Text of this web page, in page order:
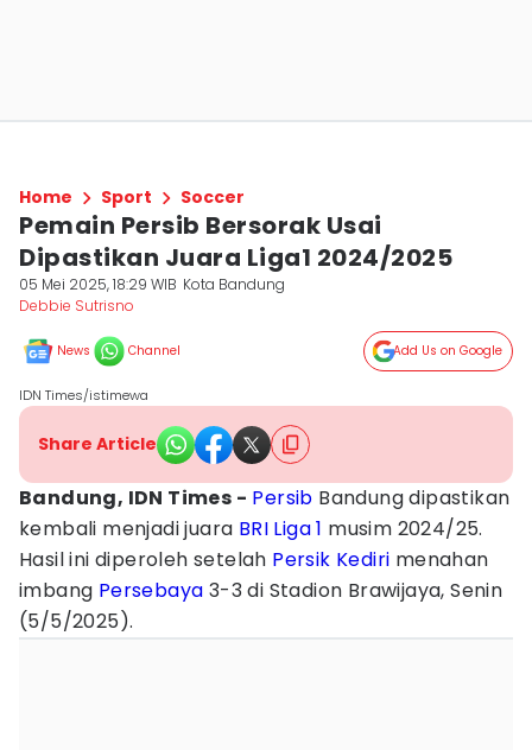
Home Sport Soccer
Pemain Persib Bersorak Usai
Dipastikan Juara Liga1 2024/2025
05 Mei 2025, 18:29 WIB Kota Bandung
Debbie Sutrisno
News Channel Add Us on Google
IDN Times/istimewa
Share Article
Bandung, IDN Times - Persib Bandung dipastikan
kembali menjadi juara BRI Liga 1 musim 2024/25.
Hasil ini diperoleh setelah Persik Kediri menahan
imbang Persebaya 3-3 di Stadion Brawijaya, Senin
(5/5/2025).